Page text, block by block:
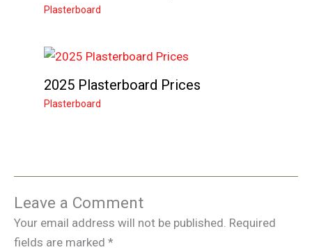
Plasterboard
2025 Plasterboard Prices
Plasterboard
Leave a Comment
Your email address will not be published. Required
fields are marked *